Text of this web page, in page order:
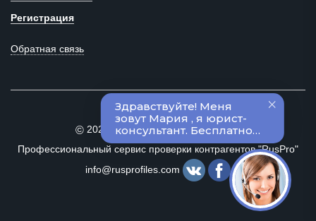
Регистрация
Обратная связь
©2020–2024 Все права защищены
Профессиональный сервис проверки контрагентов "RusPro"
info@rusprofiles.com